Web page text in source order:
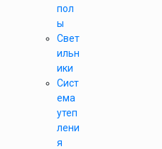
пол
ы
Свет
ильн
ики
Сист
ема
утеп
лени
я